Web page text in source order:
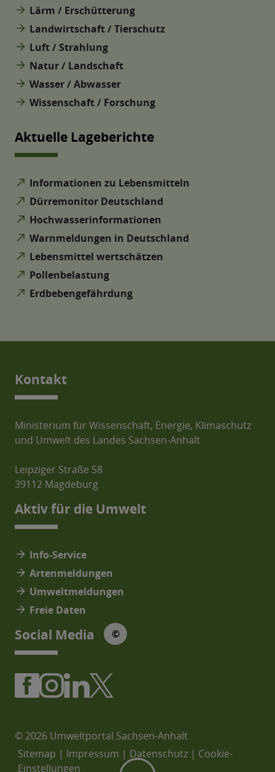
arrow_forward Lärm / Erschütterung
arrow_forward Landwirtschaft / Tierschutz
arrow_forward Luft / Strahlung
arrow_forward Natur / Landschaft
arrow_forward Wasser / Abwasser
arrow_forward Wissenschaft / Forschung
Aktuelle Lageberichte
north_east Informationen zu Lebensmitteln
north_east Dürremonitor Deutschland
north_east Hochwasserinformationen
north_east Warnmeldungen in Deutschland
north_east Lebensmittel wertschätzen
north_east Pollenbelastung
north_east Erdbebengefährdung
Kontakt
Ministerium für Wissenschaft, Energie, Klimaschutz
und Umwelt des Landes Sachsen-Anhalt
Leipziger Straße 58
39112 Magdeburg
Aktiv für die Umwelt
arrow_forward Info-Service
arrow_forward Artenmeldungen
arrow_forward Umweltmeldungen
arrow_forward Freie Daten
Social Media © © Social Media Icons: jam-
© 2026 Umweltportal Sachsen-Anhalt
Sitemap | Impressum | Datenschutz | Cookie-
Einstellungen